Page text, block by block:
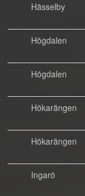
Hässelby
Högdalen
Högdalen
Hökarängen
Hökarängen
Ingarö